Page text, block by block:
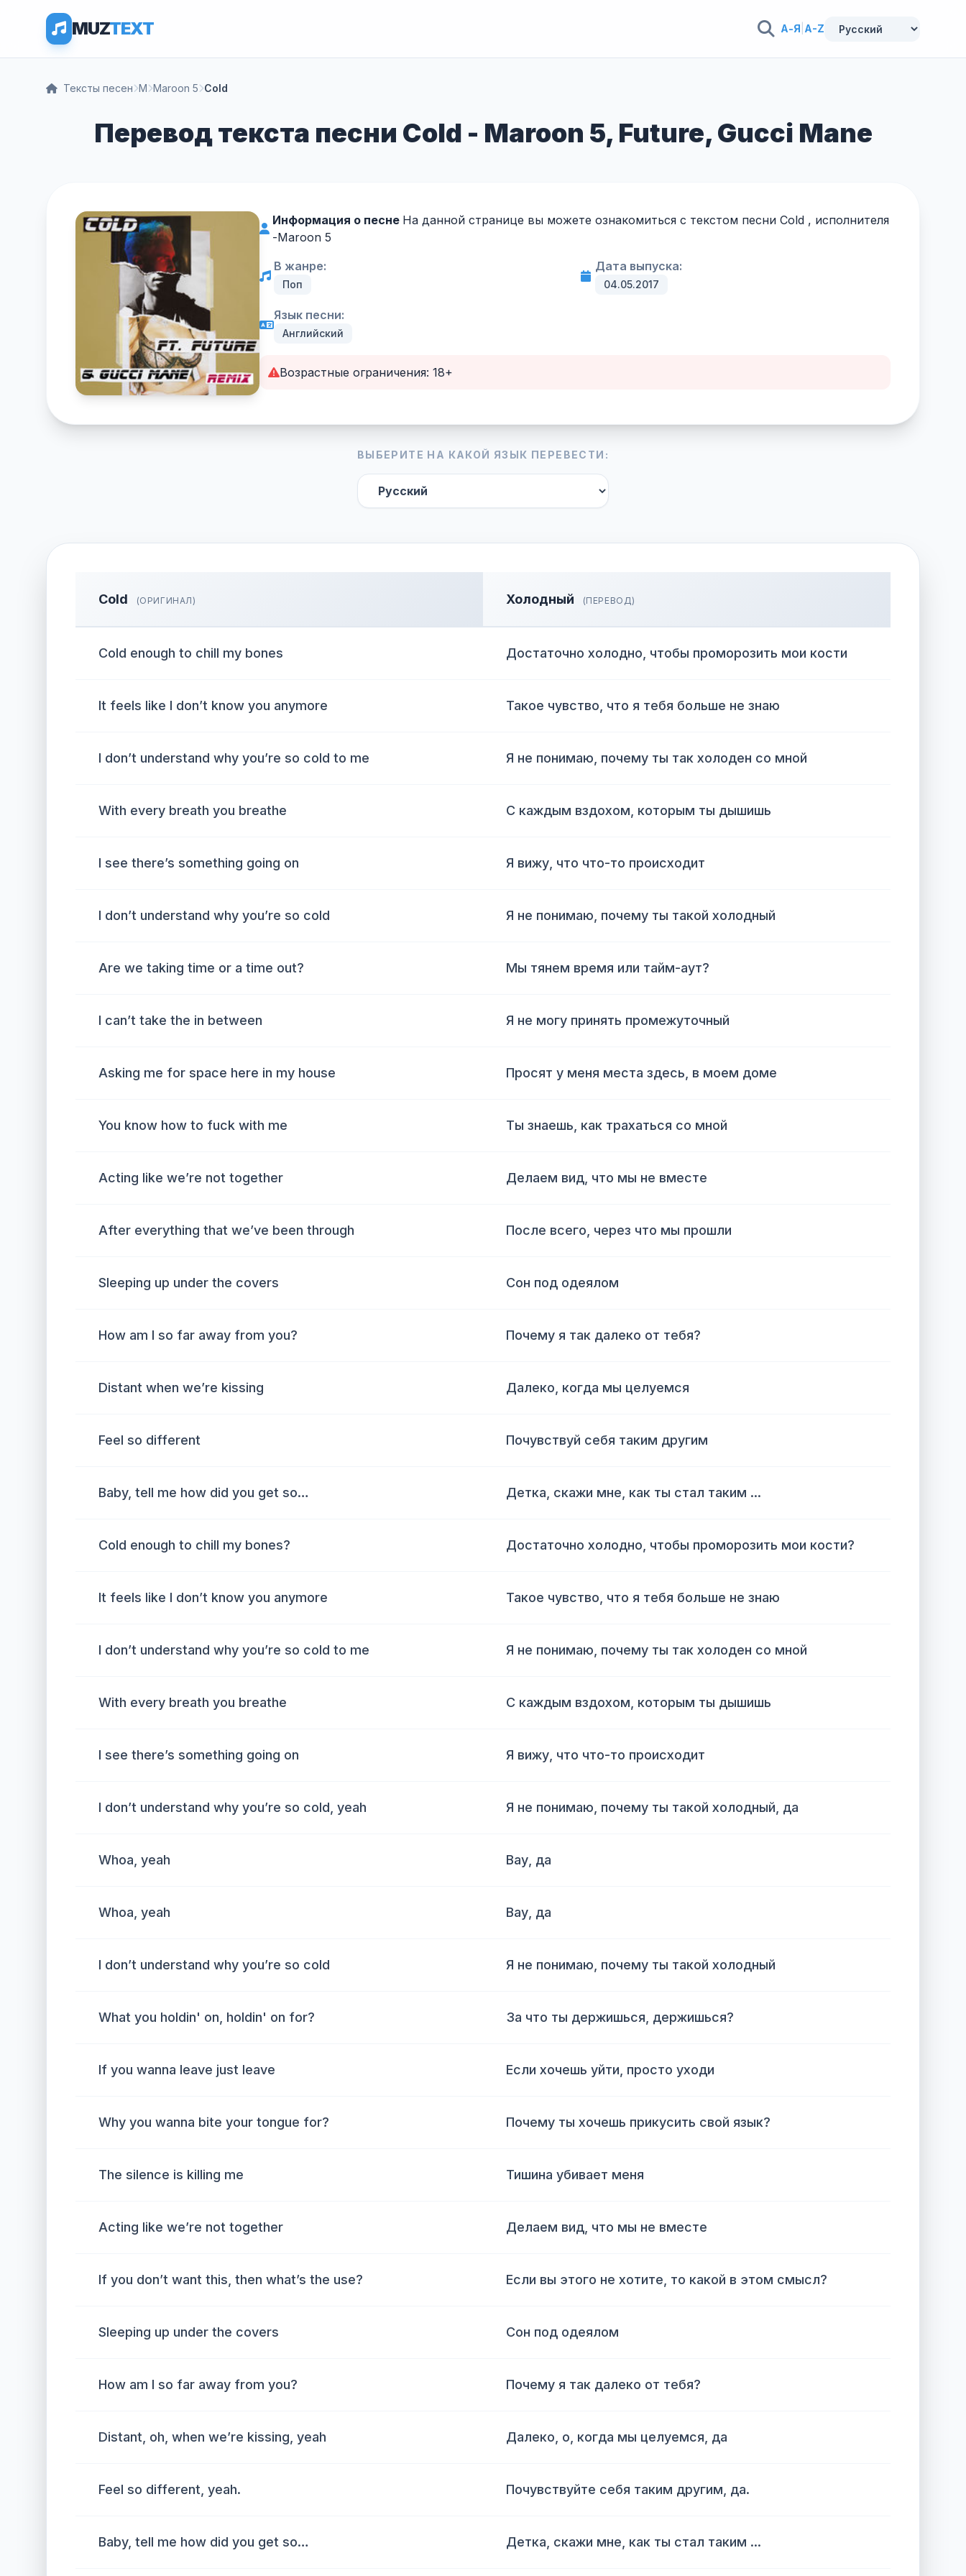
MUZTEXT А-Я A-Z
Тексты песен M Maroon 5 Cold
Перевод текста песни Cold - Maroon 5, Future, Gucci Mane
Информация о песне На данной странице вы можете ознакомиться с текстом песни Cold , исполнителя
-Maroon 5
В жанре:
Поп
Дата выпуска:
04.05.2017
Язык песни:
Английский
Возрастные ограничения: 18+
ВЫБЕРИТЕ НА КАКОЙ ЯЗЫК ПЕРЕВЕСТИ:
Cold (ОРИГИНАЛ) Холодный (ПЕРЕВОД)
Cold enough to chill my bones Достаточно холодно, чтобы проморозить мои кости
It feels like I don’t know you anymore Такое чувство, что я тебя больше не знаю
I don’t understand why you’re so cold to me Я не понимаю, почему ты так холоден со мной
With every breath you breathe С каждым вздохом, которым ты дышишь
I see there’s something going on Я вижу, что что-то происходит
I don’t understand why you’re so cold Я не понимаю, почему ты такой холодный
Are we taking time or a time out? Мы тянем время или тайм-аут?
I can’t take the in between Я не могу принять промежуточный
Asking me for space here in my house Просят у меня места здесь, в моем доме
You know how to fuck with me Ты знаешь, как трахаться со мной
Acting like we’re not together Делаем вид, что мы не вместе
After everything that we’ve been through После всего, через что мы прошли
Sleeping up under the covers Сон под одеялом
How am I so far away from you? Почему я так далеко от тебя?
Distant when we’re kissing Далеко, когда мы целуемся
Feel so different Почувствуй себя таким другим
Baby, tell me how did you get so… Детка, скажи мне, как ты стал таким ...
Cold enough to chill my bones? Достаточно холодно, чтобы проморозить мои кости?
It feels like I don’t know you anymore Такое чувство, что я тебя больше не знаю
I don’t understand why you’re so cold to me Я не понимаю, почему ты так холоден со мной
With every breath you breathe С каждым вздохом, которым ты дышишь
I see there’s something going on Я вижу, что что-то происходит
I don’t understand why you’re so cold, yeah Я не понимаю, почему ты такой холодный, да
Whoa, yeah Вау, да
Whoa, yeah Вау, да
I don’t understand why you’re so cold Я не понимаю, почему ты такой холодный
What you holdin' on, holdin' on for? За что ты держишься, держишься?
If you wanna leave just leave Если хочешь уйти, просто уходи
Why you wanna bite your tongue for? Почему ты хочешь прикусить свой язык?
The silence is killing me Тишина убивает меня
Acting like we’re not together Делаем вид, что мы не вместе
If you don’t want this, then what’s the use? Если вы этого не хотите, то какой в ​​этом смысл?
Sleeping up under the covers Сон под одеялом
How am I so far away from you? Почему я так далеко от тебя?
Distant, oh, when we’re kissing, yeah Далеко, о, когда мы целуемся, да
Feel so different, yeah. Почувствуйте себя таким другим, да.
Baby, tell me how did you get so… Детка, скажи мне, как ты стал таким ...